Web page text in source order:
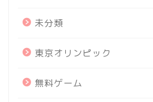
未分類
東京オリンピック
無料ゲーム